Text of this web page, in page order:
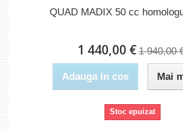
QUAD MADIX 50 cc
1 440,00 € 1 940,00
Adauga in cos Mai
Stoc epuizat